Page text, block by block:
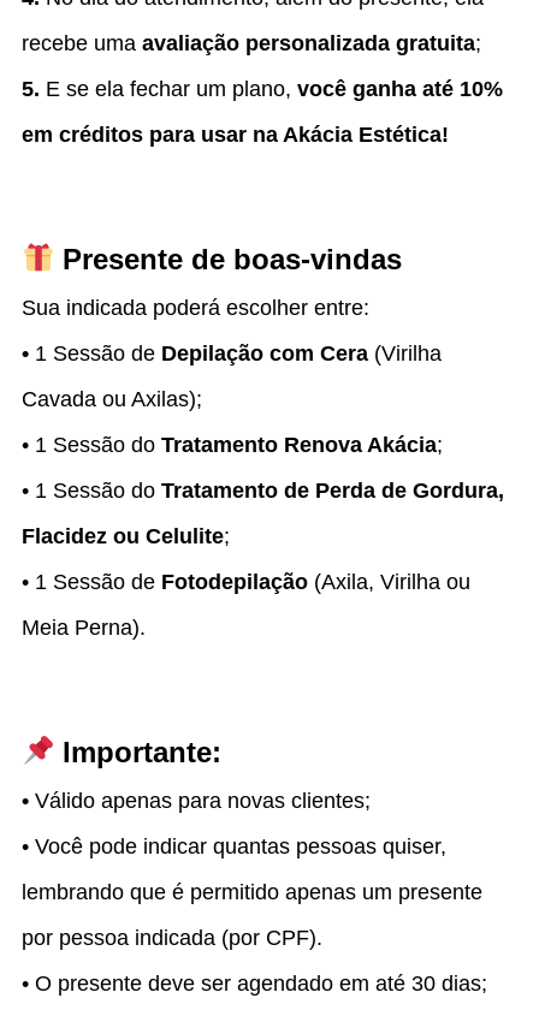
recebe uma avaliação personalizada gratuita;
5. E se ela fechar um plano, você ganha até 10%
em créditos para usar na Akácia Estética!
Presente de boas-vindas
Sua indicada poderá escolher entre:
• 1 Sessão de Depilação com Cera (Virilha
Cavada ou Axilas);
• 1 Sessão do Tratamento Renova Akácia;
• 1 Sessão do Tratamento de Perda de Gordura,
Flacidez ou Celulite;
• 1 Sessão de Fotodepilação (Axila, Virilha ou
Meia Perna).
Importante:
• Válido apenas para novas clientes;
• Você pode indicar quantas pessoas quiser,
lembrando que é permitido apenas um presente
por pessoa indicada (por CPF).
• O presente deve ser agendado em até 30 dias;